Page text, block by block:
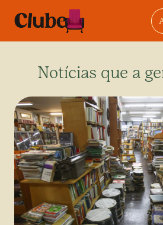
Notícias que a